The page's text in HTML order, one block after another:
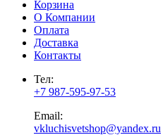
Корзина
О Компании
Оплата
Доставка
Контакты
Тел:
+7 987-595-97-53
Email:
vkluchisvetshop@yandex.ru